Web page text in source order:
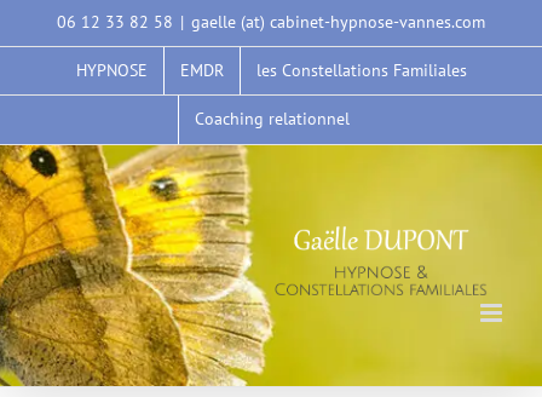
Passer
au
06 12 33 82 58 | gaelle (at) cabinet-hypnose-vannes.com
HYPNOSE EMDR les Constellations Familiales
Coaching relationnel